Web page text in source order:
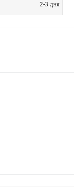
2-3 дня